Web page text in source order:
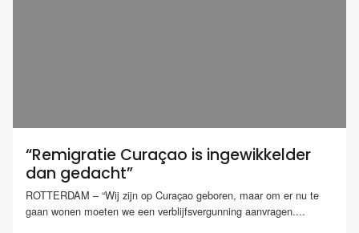
“Remigratie Curaçao is ingewikkelder
dan gedacht”
ROTTERDAM – “Wij zijn op Curaçao geboren, maar om er nu te
gaan wonen moeten we een verblijfsvergunning aanvragen....